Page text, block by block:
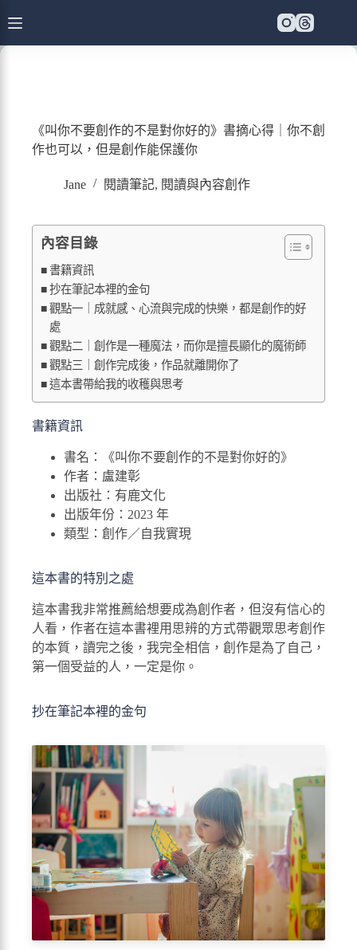
《叫你不要創作的不是對你好的》書摘心得｜你不創
作也可以，但是創作能保護你
Jane 閱讀筆記, 閱讀與內容創作
內容目錄
書籍資訊
抄在筆記本裡的金句
觀點一｜成就感、心流與完成的快樂，都是創作的好
處
觀點二｜創作是一種魔法，而你是擅長顯化的魔術師
觀點三｜創作完成後，作品就離開你了
這本書帶給我的收穫與思考
書籍資訊
書名：《叫你不要創作的不是對你好的》
作者：盧建彰
出版社：有鹿文化
出版年份：2023 年
類型：創作／自我實現
這本書的特別之處
這本書我非常推薦給想要成為創作者，但沒有信心的
人看，作者在這本書裡用思辨的方式帶觀眾思考創作
的本質，讀完之後，我完全相信，創作是為了自己，
第一個受益的人，一定是你。
抄在筆記本裡的金句